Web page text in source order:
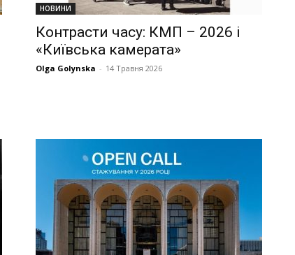
НОВИНИ
Контрасти часу: КМП – 2026 і
«Київська камерата»
Olga Golynska - 14 Травня 2026